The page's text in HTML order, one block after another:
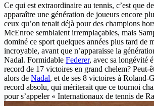
Ce qui est extraordinaire au tennis, c’est que
apparaître une génération de joueurs encore
ceux qu’on tenait déjà pour des champions
McEnroe semblaient irremplaçables, mais
dominé ce sport quelques années plus tard de
incroyable, avant que n’apparaisse la
Nadal. Formidable Federer, avec sa longévité
record de 17 victoires en grand chelem? Peut-
alors de Nadal, et de ses 8 victoires à Roland-
record absolu, qui mériterait que ce tournoi
pour s’appeler « Internationaux de tennis de